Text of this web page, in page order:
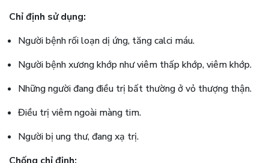
Chỉ định sử dụng:
Người bệnh rối loạn dị ứng, tăng calci máu.
Người bệnh xương khớp như viêm thấp khớp, viêm khớp.
Những người đang điều trị bất thường ở vỏ thượng thận.
Điều trị viêm ngoài màng tim.
Người bị ung thư, đang xạ trị.